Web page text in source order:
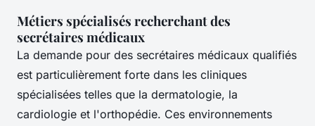
Métiers spécialisés recherchant des
secrétaires médicaux
La demande pour des secrétaires médicaux qualifiés
est particulièrement forte dans les cliniques
spécialisées telles que la dermatologie, la
cardiologie et l'orthopédie. Ces environnements